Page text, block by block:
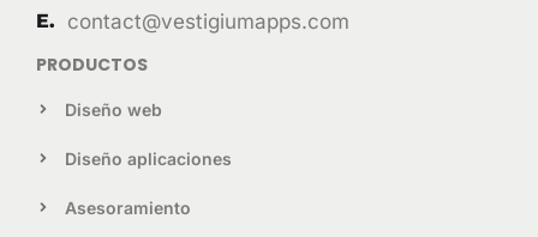
E.
contact@vestigiumapps.com
PRODUCTOS
Diseño web
Diseño aplicaciones
Asesoramiento